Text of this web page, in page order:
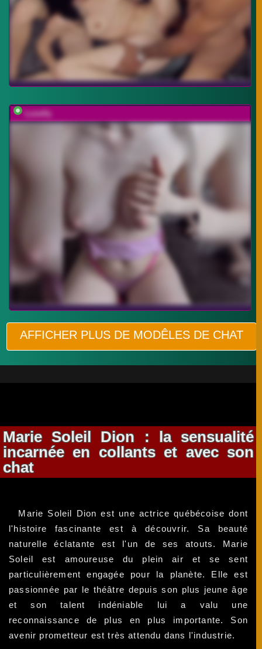
Lunelly
AFFICHER PLUS DE MODÊLES DE CHAT
Marie Soleil Dion : la sensualité
incarnée en collants et avec son
chat
Marie Soleil Dion est une actrice québécoise dont
l'histoire fascinante est à découvrir. Sa beauté
naturelle éclatante est l'un de ses atouts. Marie
Soleil est amoureuse du plein air et se sent
particulièrement engagée pour la planète. Elle est
passionnée par le théâtre depuis son plus jeune âge
et son talent indéniable lui a valu une
reconnaissance de plus en plus importante. Son
avenir prometteur est très attendu dans l'industrie.